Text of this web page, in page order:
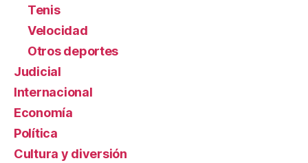
Tenis
Velocidad
Otros deportes
Judicial
Internacional
Economía
Política
Cultura y diversión